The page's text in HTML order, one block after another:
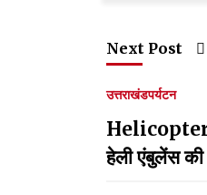
Next Post
उत्तराखंडपर्यटन
Helicopter
हेली एंबुलेंस